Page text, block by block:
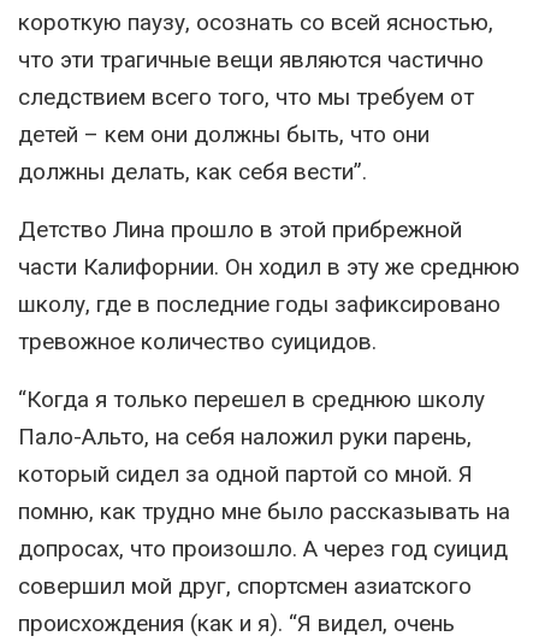
короткую паузу, осознать со всей ясностью,
что эти трагичные вещи являются частично
следствием всего того, что мы требуем от
детей – кем они должны быть, что они
должны делать, как себя вести”.
Детство Лина прошло в этой прибрежной
части Калифорнии. Он ходил в эту же среднюю
школу, где в последние годы зафиксировано
тревожное количество суицидов.
“Когда я только перешел в среднюю школу
Пало-Альто, на себя наложил руки парень,
который сидел за одной партой со мной. Я
помню, как трудно мне было рассказывать на
допросах, что произошло. А через год суицид
совершил мой друг, спортсмен азиатского
происхождения (как и я). “Я видел, очень